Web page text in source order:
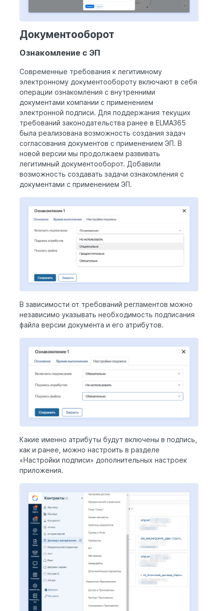
Документооборот
Ознакомление с ЭП
Современные требования к легитимному
электронному документообороту включают в себя
операции ознакомления с внутренними
документами компании с применением
электронной подписи. Для поддержания текущих
требований законодательства ранее в ELMA365
была реализована возможность создания задач
согласования документов с применением ЭП. В
новой версии мы продолжаем развивать
легитимный документооборот. Добавили
возможность создавать задачи ознакомления с
документами с применением ЭП.
В зависимости от требований регламентов можно
независимо указывать необходимость подписания
файла версии документа и его атрибутов.
Какие именно атрибуты будут включены в подпись,
как и ранее, можно настроить в разделе
«Настройки подписи» дополнительных настроек
приложения.